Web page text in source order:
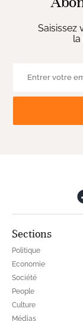
Saisissez
Sections
Politique
Economie
Société
People
Culture
Médias